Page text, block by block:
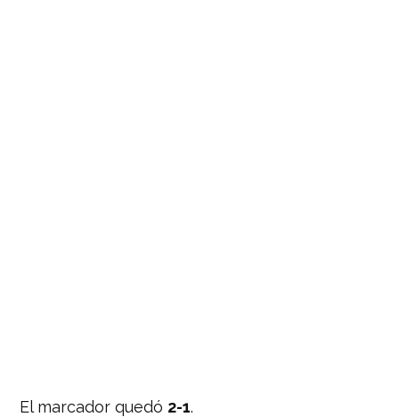
El marcador quedó 2-1.